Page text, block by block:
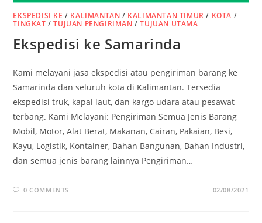
EKSPEDISI KE / KALIMANTAN / KALIMANTAN TIMUR / KOTA /
TINGKAT /TUJUAN PENGIRIMAN /TUJUAN UTAMA
Ekspedisi ke Samarinda
Kami melayani jasa ekspedisi atau pengiriman barang ke
Samarinda dan seluruh kota di Kalimantan. Tersedia
ekspedisi truk, kapal laut, dan kargo udara atau pesawat
terbang. Kami Melayani: Pengiriman Semua Jenis Barang
Mobil, Motor, Alat Berat, Makanan, Cairan, Pakaian, Besi,
Kayu, Logistik, Kontainer, Bahan Bangunan, Bahan Industri,
dan semua jenis barang lainnya Pengiriman…
0 COMMENTS 02/08/2021